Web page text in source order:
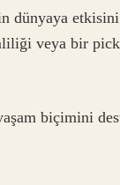
dünyaya
veya bir
biçimini